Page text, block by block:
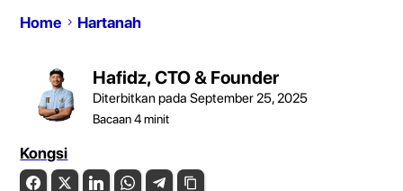
Home Hartanah
Hafidz, CTO & Founder
Diterbitkan pada September 25, 2025
Bacaan4minit
Kongsi
FacebookTwitter LinkedIn WhatsAppTelegram